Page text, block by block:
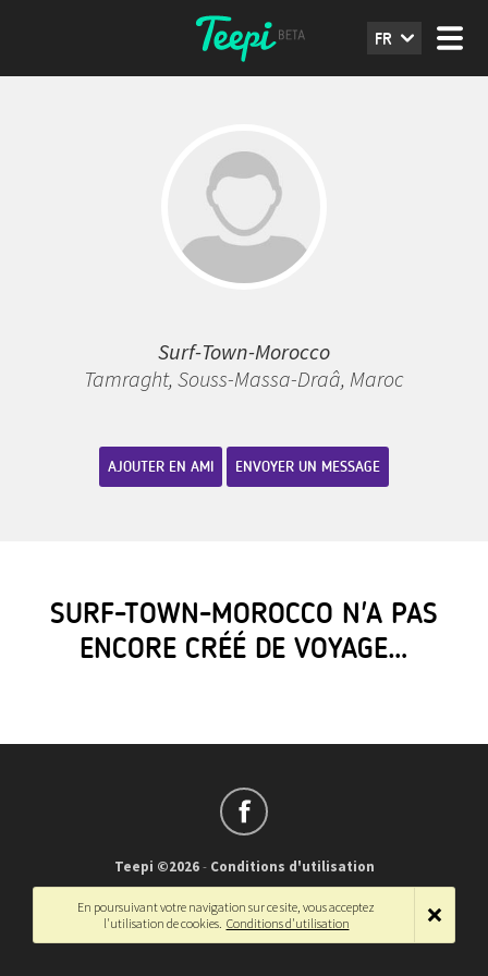
FR
Surf-Town-Morocco
Tamraght, Souss-Massa-Draâ, Maroc
AJOUTER EN AMI ENVOYER UN MESSAGE
SURF-TOWN-MOROCCO N'A PAS
ENCORE CRÉÉ DE VOYAGE…
Teepi ©2026- Conditions d'utilisation
Français
English
En poursuivant votre navigation sur ce site, vous acceptez
l'utilisation de cookies. Conditions d'utilisation